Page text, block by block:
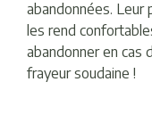
abandonnées. Leur
les rend
abandonner en cas
frayeur soudaine !